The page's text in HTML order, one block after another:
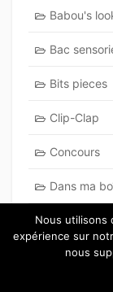
Babou's
Bac
Bits pieces
Clip-Clap
Concours
Dans ma
En vrac
Et si on
Nous utilisons
expérience sur
nous